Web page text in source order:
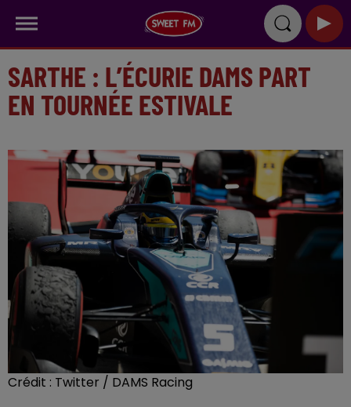
SARTHE : L’ÉCURIE DAMS PART
EN TOURNÉE ESTIVALE
Crédit : Twitter / DAMS Racing